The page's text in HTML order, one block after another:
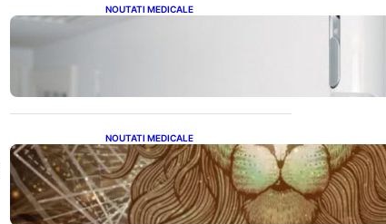
NOUTATI MEDICALE
NOUTATI MEDICALE
Energia Portalului 8:8:8: O
Fereastră Cosmică pentru
Transformări în Viața Ta